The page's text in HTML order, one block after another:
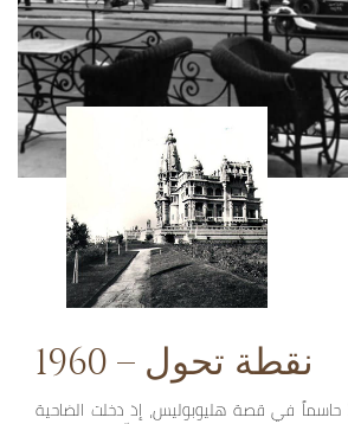
1960 – نقطة تحول
1960 تحولاً حاسماً في قصة هليوبوليس، إذ دخلت الضاحية